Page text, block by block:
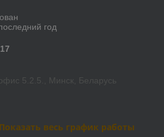
год
5.2.5., Минск, Беларусь
Показать весь график работы